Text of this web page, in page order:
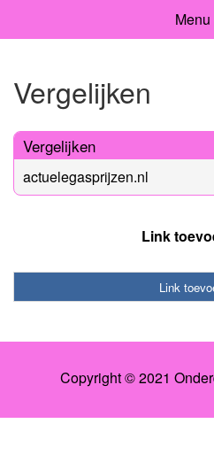
Menu
Vergelijken
Vergelijken
actuelegasprijzen.nl
Link
Link
Copyright © 2021